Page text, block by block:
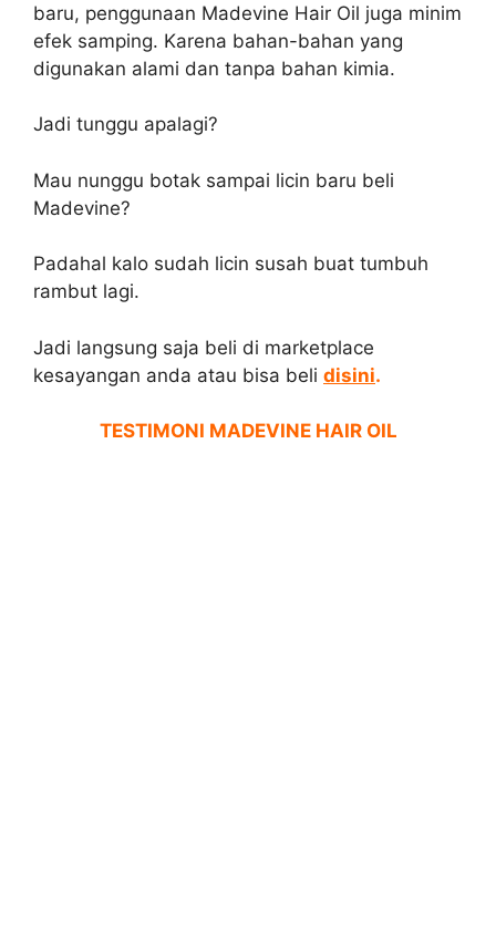
baru, penggunaan Madevine Hair Oil juga minim
efek samping. Karena bahan-bahan yang
digunakan alami dan tanpa bahan kimia.
Jadi tunggu apalagi?
Mau nunggu botak sampai licin baru beli
Madevine?
Padahal kalo sudah licin susah buat tumbuh
rambut lagi.
Jadi langsung saja beli di marketplace
kesayangan anda atau bisa beli disini.
TESTIMONI MADEVINE HAIR OIL